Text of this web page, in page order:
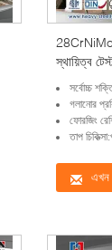
স্থায়িত্ব
সর্বোচ্চ
গলানোর
ফোরজিং
তাপ
এখন